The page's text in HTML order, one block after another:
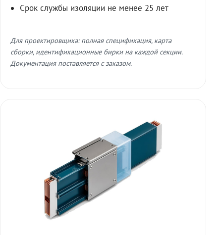
Срок службы изоляции не менее 25 лет
Для проектировщика: полная спецификация, карта
сборки, идентификационные бирки на каждой секции.
Документация поставляется с заказом.